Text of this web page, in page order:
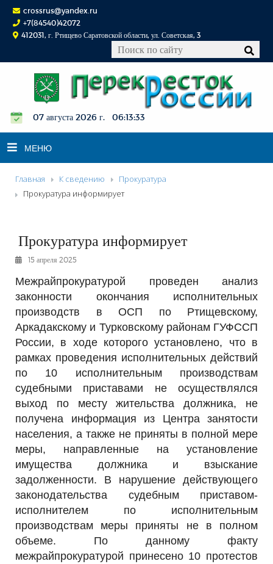
crossrus@yandex.ru
+7(84540)42072
412031, г. Ртищево Саратовской области, ул. Советская, 3
07 августа 2026 г. 06:13:33
МЕНЮ
НОВОСТИ
КОНКУРСЫ
ФОТОРЕПОРТАЖИ
РЕКЛАМОДАТЕЛЯМ
ОБЪЯВЛЕНИЯ
КОНТАКТЫ
Главная К сведению
Прокуратура
Прокуратура информирует
Прокуратура информирует
15 апреля 2025
Межрайпрокуратурой проведен анализ
законности окончания исполнительных
производств в ОСП по Ртищевскому,
Аркадакскому и Турковскому районам ГУФССП
России, в ходе которого установлено, что в
рамках проведения исполнительных действий
по 10 исполнительным производствам
судебными приставами не осуществлялся
выход по месту жительства должника, не
получена информация из Центра занятости
населения, а также не приняты в полной мере
меры, направленные на установление
имущества должника и взыскание
задолженности. В нарушение действующего
законодательства судебным приставом-
исполнителем по исполнительным
производствам меры приняты не в полном
объеме. По данному факту
межрайпрокуратурой принесено 10 протестов